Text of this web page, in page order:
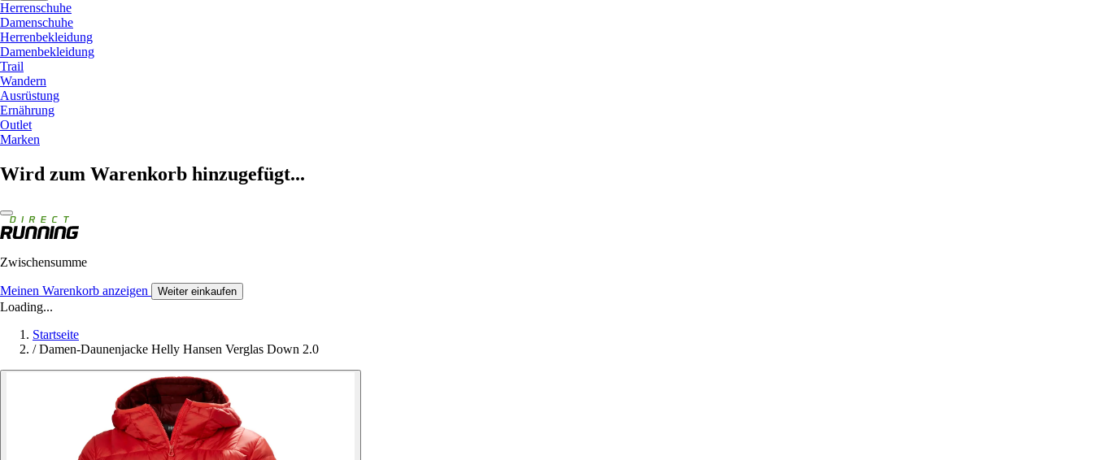
Herrenschuhe
Damenschuhe
Herrenbekleidung
Damenbekleidung
Trail
Wandern
Ausrüstung
Ernährung
Outlet
Marken
Wird zum Warenkorb hinzugefügt...
Zwischensumme
Meinen Warenkorb anzeigen Weiter einkaufen
Loading...
Startseite
/ Damen-Daunenjacke Helly Hansen Verglas Down 2.0